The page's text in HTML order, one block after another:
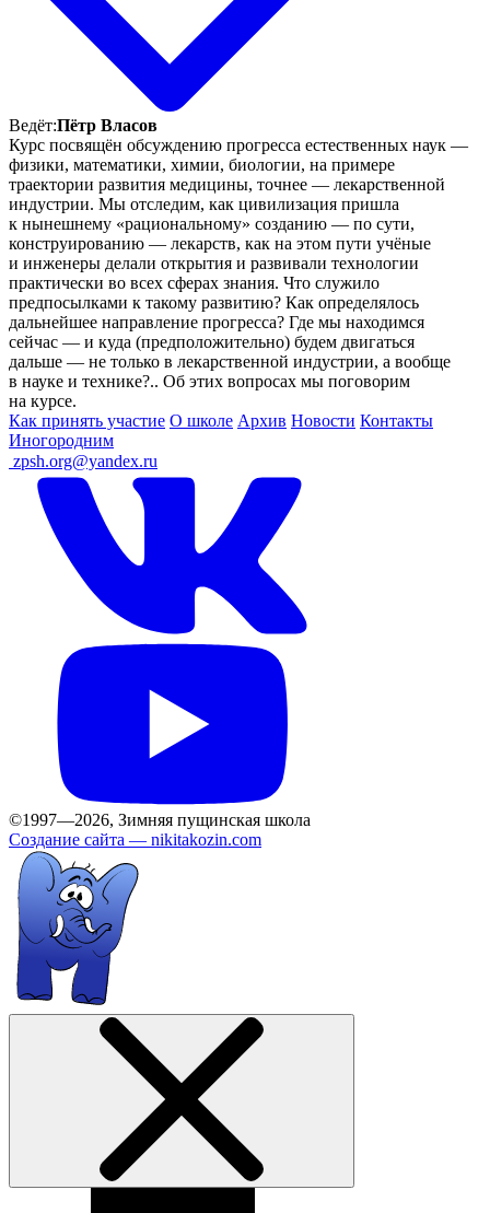
Ведёт:Пётр Власов
Курс посвящён обсуждению прогресса естественных наук —
физики, математики, химии, биологии, на примере
траектории развития медицины, точнее — лекарственной
индустрии. Мы отследим, как цивилизация пришла
к нынешнему «рациональному» созданию — по сути,
конструированию — лекарств, как на этом пути учёные
и инженеры делали открытия и развивали технологии
практически во всех сферах знания. Что служило
предпосылками к такому развитию? Как определялось
дальнейшее направление прогресса? Где мы находимся
сейчас — и куда (предположительно) будем двигаться
дальше — не только в лекарственной индустрии, а вообще
в науке и технике?.. Об этих вопросах мы поговорим
на курсе.
Как принять участие О школе Архив Новости Контакты
Иногородним
zpsh.org@yandex.ru
©1997—2026, Зимняя пущинская школа
Создание сайта — nikitakozin.com